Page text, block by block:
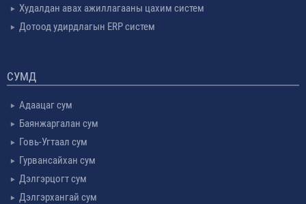
Худалдан авах ажиллагааны цахим систем
Дотоод удирдлагын ERP систем
СУМД
Адаацаг сум
Баянжаргалан сум
Говь-Угтаал сум
Гурвансайхан сум
Дэлгэрцогт сум
Дэлгэрхангай сум